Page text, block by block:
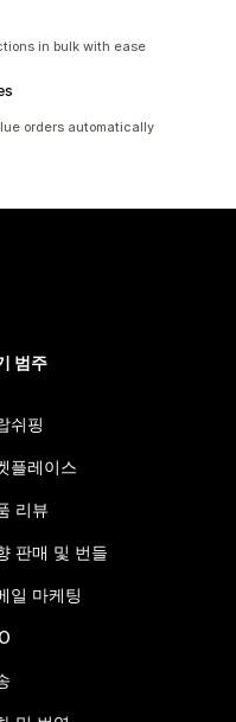
in bulk with ease
orders automatically
범주
쉬핑
플레이스
리뷰
판매 및 번들
일 마케팅